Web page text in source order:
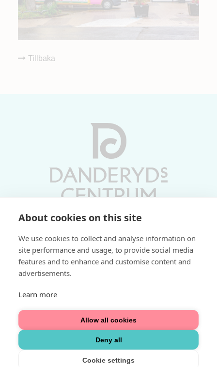
About cookies on this site
We use cookies to collect and analyse information on
site performance and usage, to provide social media
features and to enhance and customise content and
advertisements.
Learn more
Allow all cookies
Deny all
Cookie settings
Tillbaka
Söndagar 11-17 | Livs 07-22
Fri parkering i P-hus:
Välkommen
Integritetspolicy